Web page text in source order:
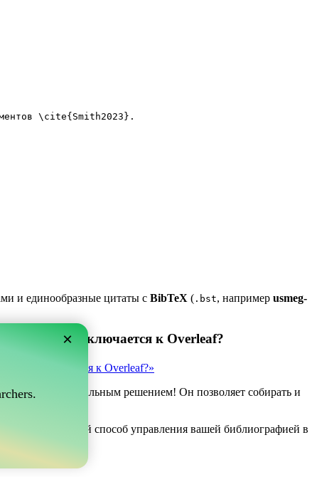
\cite{ Smith2023 }.
и единообразные цитаты с BibTeX ( .bst, например usmeg-
подключается к Overleaf?
подключается к Overleaf?»
быть идеальным решением! Он позволяет собирать и
ищете простой способ управления вашей библиографией в
×